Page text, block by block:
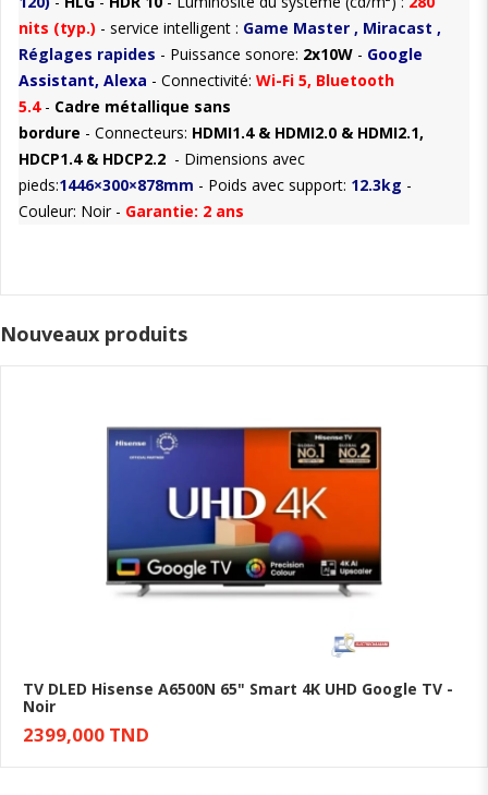
nits (typ.) - service intelligent : Game Master , Miracast ,
Réglages rapides - Puissance sonore: 2x10W - Google
Assistant, Alexa - Connectivité: Wi-Fi 5, Bluetooth
5.4 - Cadre métallique sans
bordure - Connecteurs: HDMI1.4 & HDMI2.0 & HDMI2.1,
HDCP1.4 & HDCP2.2 - Dimensions avec
pieds:1446×300×878mm - Poids avec support: 12.3kg -
Couleur: Noir - Garantie: 2 ans
Nouveaux produits
TV DLED Hisense A6500N 65" Smart 4K UHD Google TV -
Noir
2399,000 TND